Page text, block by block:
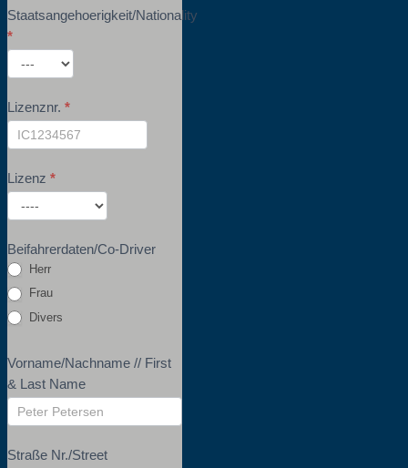
Staatsangehoerigkeit/Nationality
*
Lizenznr. *
Lizenz *
Beifahrerdaten/Co-Driver
Herr
Frau
Divers
Vorname/Nachname // First
& Last Name
Straße Nr./Street